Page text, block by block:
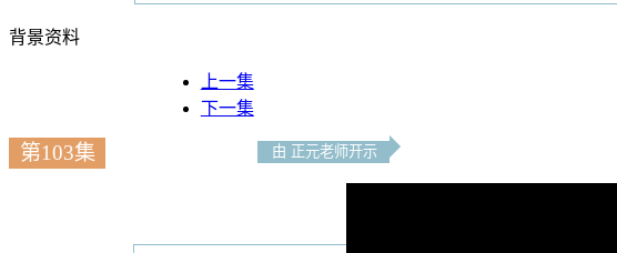
背景资料
上一集
下一集
第103集 由 正元老师开示